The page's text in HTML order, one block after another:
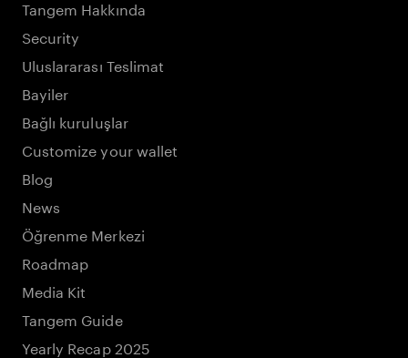
Tangem Hakkında
Security
Uluslararası Teslimat
Bayiler
Bağlı kuruluşlar
Customize your wallet
Blog
News
Öğrenme Merkezi
Roadmap
Media Kit
Tangem Guide
Yearly Recap 2025